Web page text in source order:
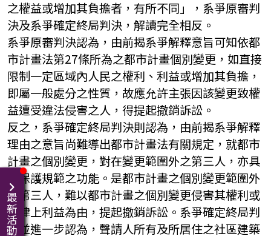
之權益或增加其負擔者，有所不同」，系爭原審判
決及系爭確定終局判決，解讀完全相反。
系爭原審判決認為，由前揭系爭解釋意旨可知依都
市計畫法第27條所為之都市計畫個別變更，如直接
限制一定區域內人民之權利、利益或增加其負擔，
即屬一般處分之性質，故應允許主張因該變更致權
益遭受違法侵害之人，得提起撤銷訴訟。
反之，系爭確定終局判決則認為，由前揭系爭解釋
理由之意旨尚難導出都市計畫法有關規定，就都市
計畫之個別變更，對在變更範圍外之第三人，亦具
有保護規範之功能。是都市計畫之個別變更範圍外
之第三人，難以都市計畫之個別變更侵害其權利或
法律上利益為由，提起撤銷訴訟。系爭確定終局判
決並進一步認為，聲請人所有及所居住之社區建築
最新活動